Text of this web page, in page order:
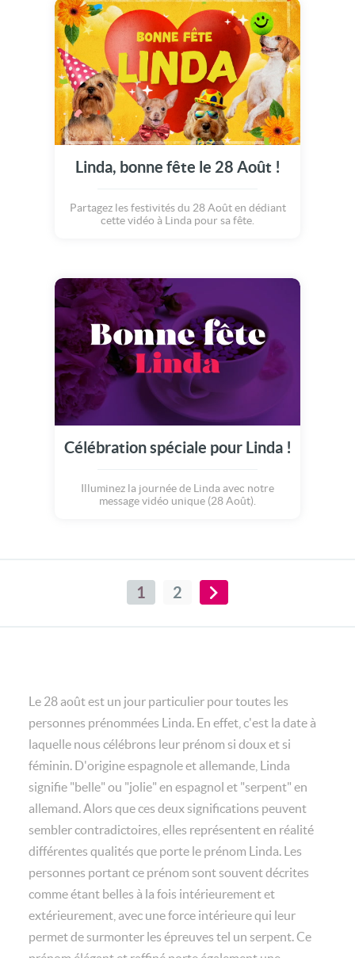
Linda, bonne fête le 28 Août !
Partagez les festivités du 28 Août en dédiant
cette vidéo à Linda pour sa fête.
Célébration spéciale pour Linda !
Illuminez la journée de Linda avec notre
message vidéo unique (28 Août).
1 2
Le 28 août est un jour particulier pour toutes les
personnes prénommées Linda. En effet, c'est la date à
laquelle nous célébrons leur prénom si doux et si
féminin. D'origine espagnole et allemande, Linda
signifie "belle" ou "jolie" en espagnol et "serpent" en
allemand. Alors que ces deux significations peuvent
sembler contradictoires, elles représentent en réalité
différentes qualités que porte le prénom Linda. Les
personnes portant ce prénom sont souvent décrites
comme étant belles à la fois intérieurement et
extérieurement, avec une force intérieure qui leur
permet de surmonter les épreuves tel un serpent. Ce